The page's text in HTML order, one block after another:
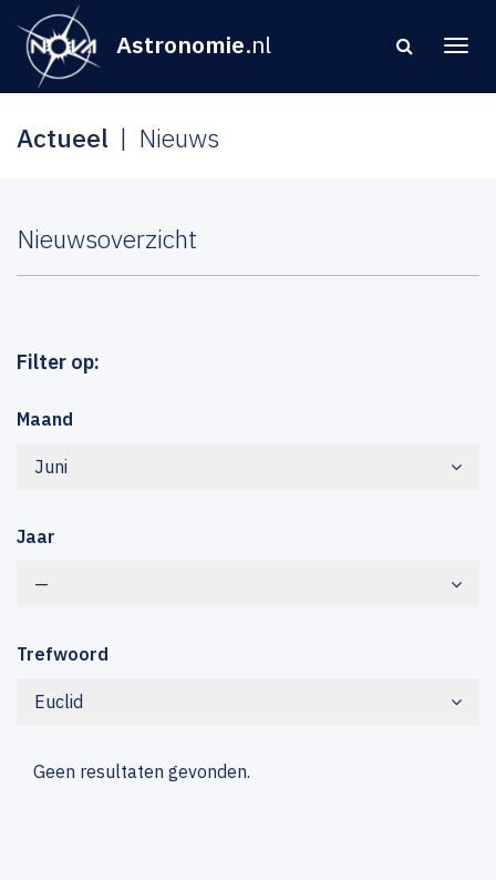
Astronomie.nl
Actueel Nieuws
Nieuwsoverzicht
Filter op:
Maand
Juni
Jaar
—
Trefwoord
Euclid
Geen resultaten gevonden.